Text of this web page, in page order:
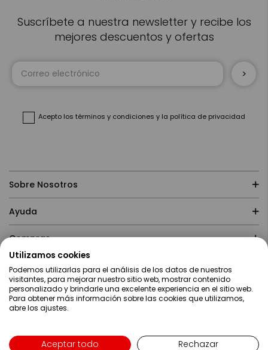
Suscríbete a nuestra newsletter y recibe los
mejores descuentos y ofertas
Acepto los términos y condiciones y la política de privacidad
Sobre Nosotros
Ayuda
Compras
Contacto
Utilizamos cookies
Podemos utilizarlas para el análisis de los datos de nuestros
visitantes, para mejorar nuestro sitio web, mostrar contenido
personalizado y brindarle una excelente experiencia en el sitio web.
Para obtener más información sobre las cookies que utilizamos,
abre los ajustes.
Aceptar todo Rechazar